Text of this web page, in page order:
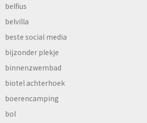
belfius
belvilla
beste social media
bijzonder plekje
binnenzwembad
biotel achterhoek
boerencamping
bol